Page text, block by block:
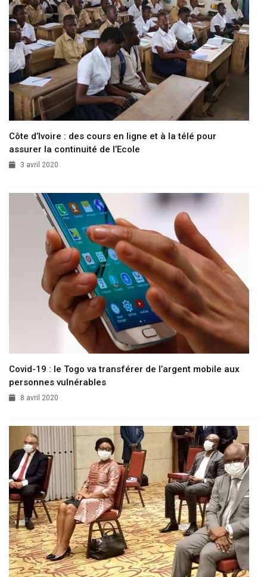
Côte d’Ivoire : des cours en ligne et à la télé pour
assurer la continuité de l’Ecole
3 avril 2020
Covid-19 : le Togo va transférer de l’argent mobile aux
personnes vulnérables
8 avril 2020